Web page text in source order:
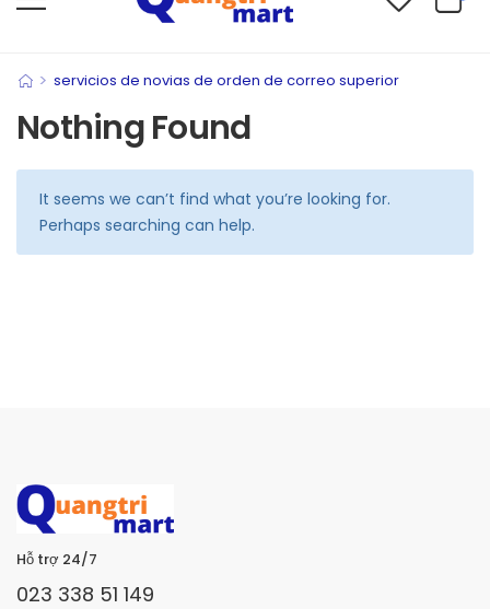
> servicios de novias de orden de correo superior
Nothing Found
It seems we can’t find what you’re looking for.
Perhaps searching can help.
Hỗ trợ 24/7
023 338 51 149